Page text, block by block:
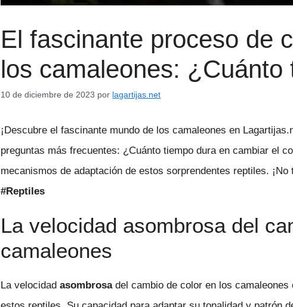
El fascinante proceso de
los camaleones: ¿Cuánto
10 de diciembre de 2023 por lagartijas.net
¡Descubre el fascinante mundo de los camaleones en
preguntas más frecuentes: ¿Cuánto tiempo dura en cambiar el
mecanismos de adaptación de estos sorprendentes reptiles.
#Reptiles
La velocidad asombrosa del
camaleones
La velocidadasombrosadel cambio de color en los